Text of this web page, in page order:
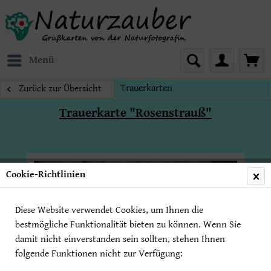
Menü
Zurück zur Übersicht Trauerkarten
Trauerkarte "Rosenstrauß"
Cookie-Richtlinien
Diese Website verwendet Cookies, um Ihnen die
bestmögliche Funktionalität bieten zu können. Wenn Sie
damit nicht einverstanden sein sollten, stehen Ihnen
folgende Funktionen nicht zur Verfügung: